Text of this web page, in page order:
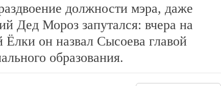
должности мэра, даже
Дед Мороз запутался: вчера на
Ёлки он назвал Сысоева главой
образования.